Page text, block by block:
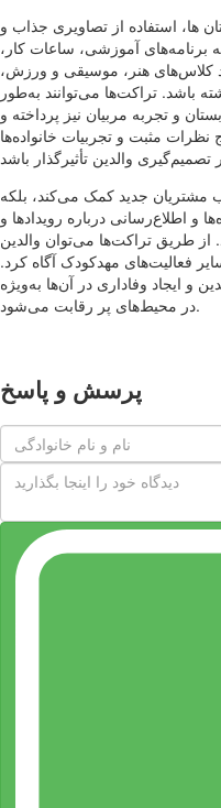
ها، استفاده از تصاویری جذاب و
برنامه‌های آموزشی، ساعات کار،
کلاس‌های هنر، موسیقی و ورزش،
باشد. تراکت‌ها می‌توانند به‌طور
و تجربه مربیان نیز پرداخته و
نظرات مثبت و تجربیات خانواده‌ها
مشتریان جدید کمک می‌کند، بلکه
و اطلاع‌رسانی درباره رویدادها و
از طریق تراکت‌ها می‌توان والدین
فعالیت‌های مهدکودک آگاه کرد.
و ایجاد وفاداری در آن‌ها به‌ویژه
در محیط‌های پر رقابت می‌شود.
پرسش و پاسخ